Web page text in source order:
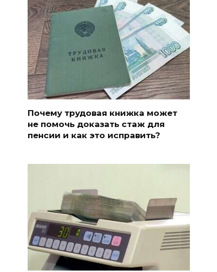
Почему трудовая книжка может
не помочь доказать стаж для
пенсии и как это исправить?